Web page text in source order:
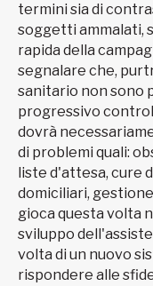
termini sia di
soggetti ammalati,
rapida della
segnalare che,
sanitario non sono
progressivo
dovrà
di problemi quali:
liste d'attesa, cure
domiciliari,
gioca questa volta
sviluppo
volta di un nuovo
rispondere alle